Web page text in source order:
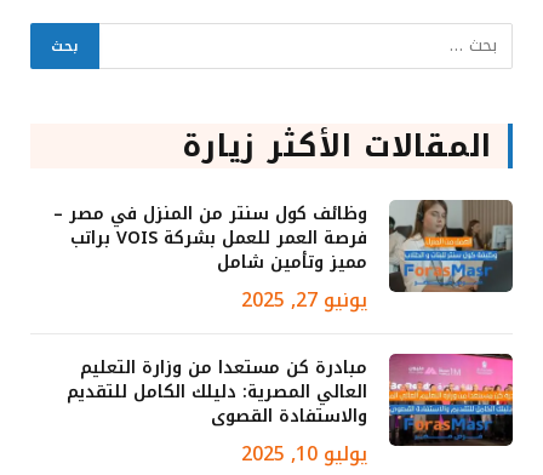
المقالات الأكثر زيارة
وظائف كول سنتر من المنزل في مصر –
فرصة العمر للعمل بشركة VOIS براتب
مميز وتأمين شامل
يونيو 27, 2025
مبادرة كن مستعدا من وزارة التعليم
العالي المصرية: دليلك الكامل للتقديم
والاستفادة القصوى
يوليو 10, 2025